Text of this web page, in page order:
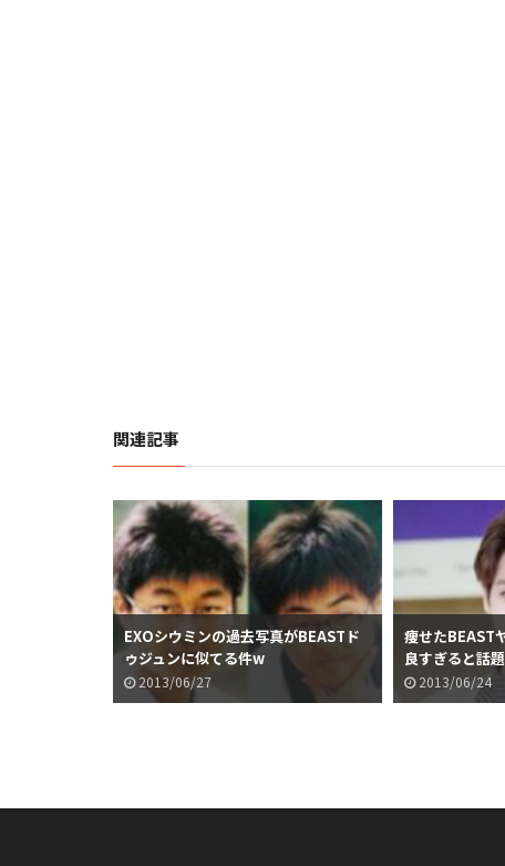
関連記事
EXOシウミンの過去写真がBEASTド
ゥジュンに似てる件w
2013/06/27
痩せたBEAST
良すぎると話
2013/06/24